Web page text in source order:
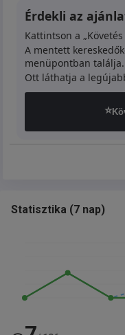
Érdekli az
Kattintson a
A mentett
menüpontban találja.
Ott láthatja a
⭐
Statisztika (7 nap)